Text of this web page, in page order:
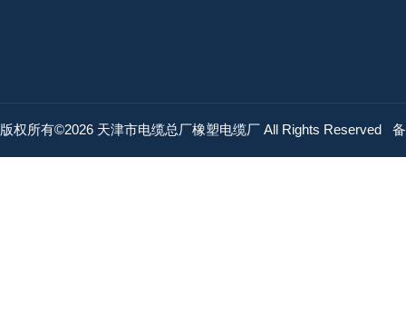
版权所有©2026 天津市电缆总厂橡塑电缆厂 All Rights Reserved